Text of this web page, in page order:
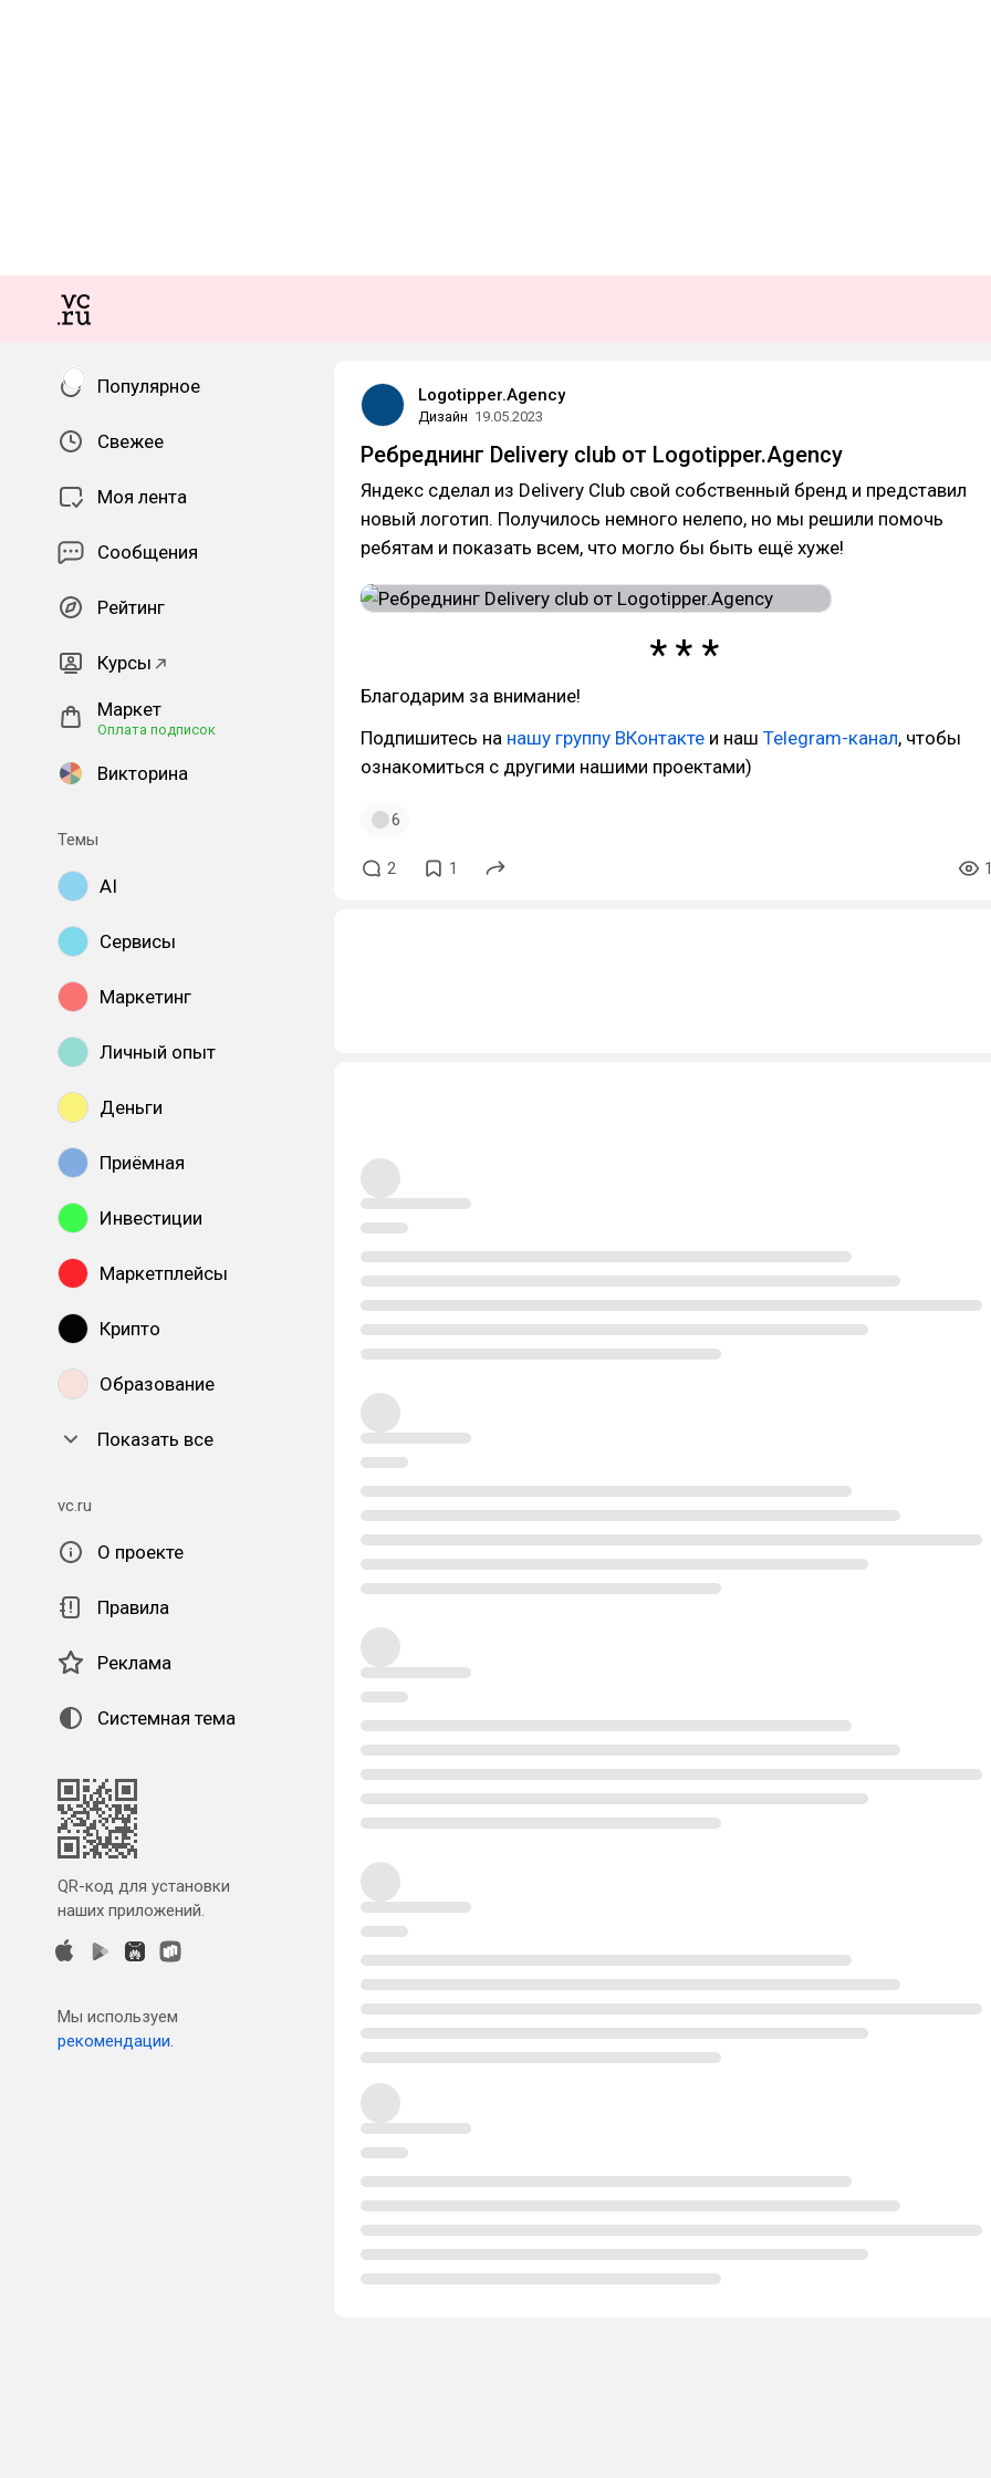
Популярное
Свежее
Моя лента
Сообщения
Рейтинг
Курсы
Маркет
Оплата подписок
Викторина
Темы
AI
Сервисы
Маркетинг
Личный опыт
Деньги
Приёмная
Инвестиции
Маркетплейсы
Крипто
Образование
Показать все
vc.ru
О проекте
Правила
Реклама
Системная тема
QR-код для установки
наших приложений.
Мы используем
рекомендации.
Logotipper.Agency
Дизайн 19.05.2023
Ребреднинг Delivery club от Logotipper.Agency
Яндекс сделал из Delivery Club свой собственный бренд и представил
новый логотип. Получилось немного нелепо, но мы решили помочь
ребятам и показать всем, что могло бы быть ещё хуже!
Благодарим за внимание!
Подпишитесь на нашу группу ВКонтакте и наш Telegram-канал, чтобы
ознакомиться с другими нашими проектами)
6
2 1